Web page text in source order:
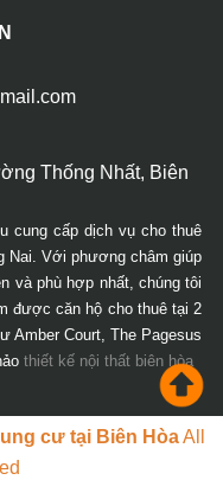
Thống Nhất, Biên
cung cấp dịch vụ cho thuê
Nai. Với phương châm giúp
và phù hợp nhất, chúng tôi
được căn hộ cho thuê tại 2
Amber Court, The Pagesus
thiết kế nội thất biên hòa
cư tại Biên HòaAll